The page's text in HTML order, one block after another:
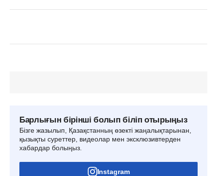
Барлығын бірінші болып біліп отырыңыз
Бізге жазылып, Қазақстанның өзекті жаңалықтарынан,
қызықты суреттер, видеолар мен эксклюзивтерден
хабардар болыңыз.
Instagram